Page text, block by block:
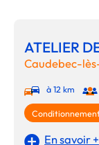
ATELIER
Caudebec-
à 12 km
En savoir +